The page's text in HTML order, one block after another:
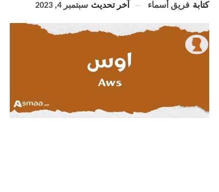
كتابة فريق أسماء آخر تحديث سبتمبر 4, 2023